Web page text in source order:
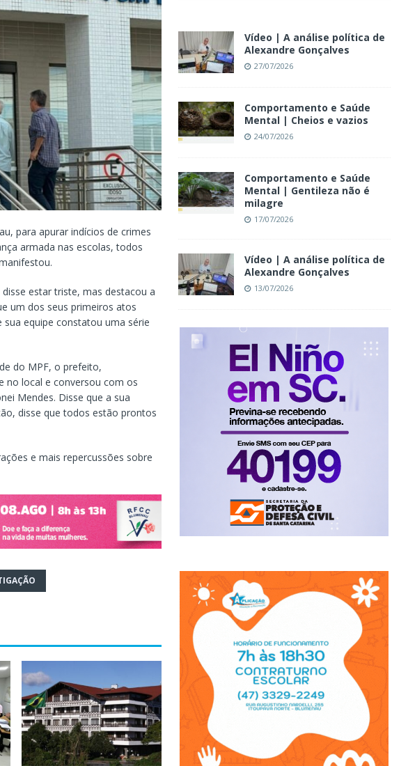
para apurar indícios de crimes
armada nas escolas, todos
estar triste, mas destacou a
um dos seus primeiros atos
equipe constatou uma série
do MPF, o prefeito,
no local e conversou com os
Mendes. Disse que a sua
disse que todos estão prontos
e mais repercussões sobre
Vídeo | A análise política de
Alexandre Gonçalves
27/07/2026
Comportamento e Saúde
Mental | Cheios e vazios
24/07/2026
Comportamento e Saúde
Mental | Gentileza não é
milagre
17/07/2026
Vídeo | A análise política de
Alexandre Gonçalves
13/07/2026